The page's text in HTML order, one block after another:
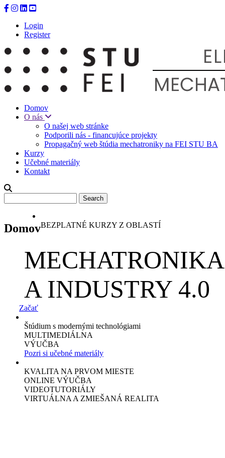
Skip
main
content
Login
Register
Domov
O nás
O našej web stránke
Podporili nás - financujúce projekty
Propagačný web štúdia mechatroniky na FEI STU BA
Kurzy
Učebné materiály
Kontakt
DomovBEZPLATNÉ KURZY Z OBLASTÍ
MECHATRONIKA
A INDUSTRY 4.0
Začať
Štúdium s modernými technológiami
MULTIMEDIÁLNA
VÝUČBA
Pozri si učebné materiály
KVALITA NA PRVOM MIESTE
ONLINE VÝUČBA
VIDEOTUTORIÁLY
VIRTUÁLNA A ZMIEŠANÁ REALITA